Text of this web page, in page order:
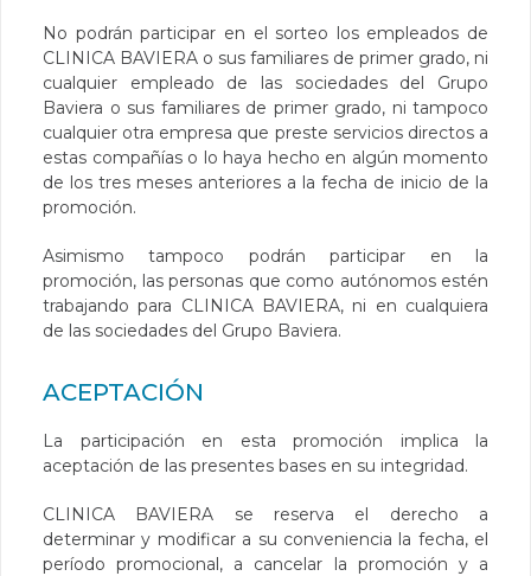
No podrán participar en el sorteo los empleados de
CLINICA BAVIERA o sus familiares de primer grado, ni
cualquier empleado de las sociedades del Grupo
Baviera o sus familiares de primer grado, ni tampoco
cualquier otra empresa que preste servicios directos a
estas compañías o lo haya hecho en algún momento
de los tres meses anteriores a la fecha de inicio de la
promoción.
Asimismo tampoco podrán participar en la
promoción, las personas que como autónomos estén
trabajando para CLINICA BAVIERA, ni en cualquiera
de las sociedades del Grupo Baviera.
ACEPTACIÓN
La participación en esta promoción implica la
aceptación de las presentes bases en su integridad.
CLINICA BAVIERA se reserva el derecho a
determinar y modificar a su conveniencia la fecha, el
período promocional, a cancelar la promoción y a